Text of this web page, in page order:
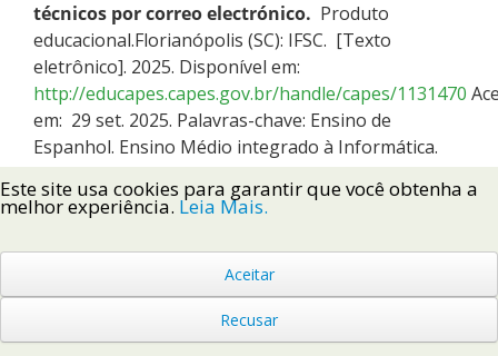
técnicos por correo electrónico. Produto
educacional.Florianópolis (SC): IFSC. [Texto
eletrônico]. 2025. Disponível em:
http://educapes.capes.gov.br/handle/capes/1131470
em: 29 set. 2025. Palavras-chave: Ensino de
Espanhol. Ensino Médio integrado à Informática.
Aprendizagem por tarefas. Percepção.
PAIM, Tatiana Barbosa; VALER, Salete; BORBA,
http://educapes.capes.gov.br/handle/capes/1131460
em: 9 set. 2025. Palavras-chave: Língua espanhola.
Este site usa cookies para garantir que você obtenha a
melhor experiência. Leia Mais.
Aceitar
Recusar